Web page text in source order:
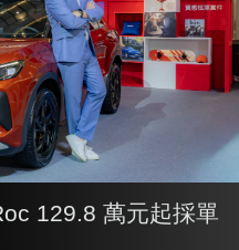
129.8 萬元起採單